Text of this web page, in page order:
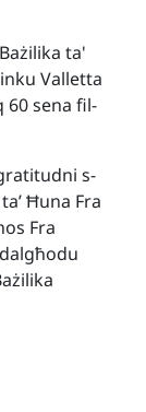
ta'
Valletta
60 sena fil-
s-
Ħuna Fra
Fra